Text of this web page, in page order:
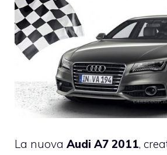
La nuova Audi A7 2011,